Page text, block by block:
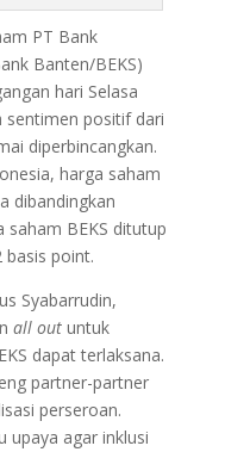
PT Bank
Banten/BEKS)
hari Selasa
sentimen positif dari
diperbincangkan.
harga saham
dibandingkan
saham BEKS ditutup
basis point.
Syabarrudin,
all outuntuk
dapat terlaksana.
partner-partner
perseroan.
upaya agar inklusi